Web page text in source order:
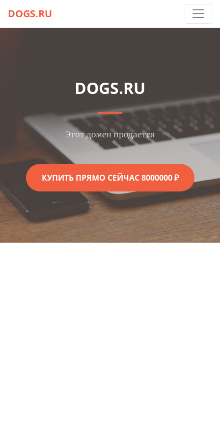
DOGS.RU
DOGS.RU
Этот домен продается
КУПИТЬ ПРЯМО СЕЙЧАС 8000000 ₽